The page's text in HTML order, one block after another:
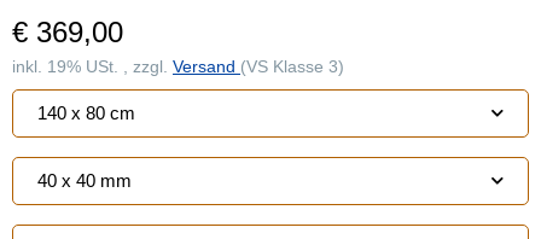
€ 369,00
inkl. 19% USt. , zzgl. Versand (VS Klasse 3)
140 x 80 cm
40 x 40 mm